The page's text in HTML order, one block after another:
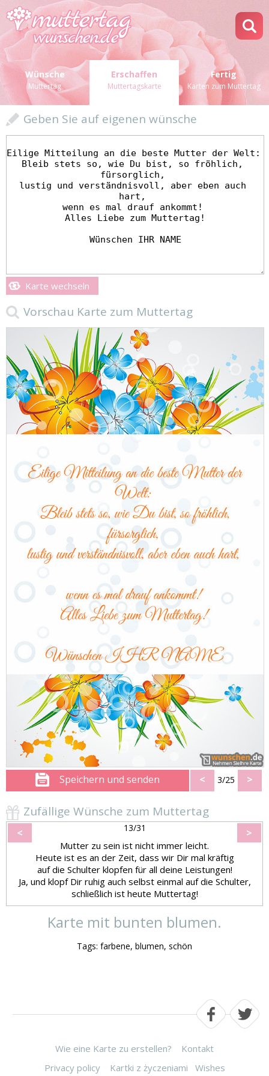
Wünsche
Muttertag
Erschaffen
Muttertagskarte
Fertig
Karten zum Muttertag
Geben Sie auf eigenen wünsche
Karte wechseln
Vorschau Karte zum Muttertag
Speichern und senden < 3/25 >
Zufällige Wünsche zum Muttertag
< 13/31 >
Mutter zu sein ist nicht immer leicht.
Heute ist es an der Zeit, dass wir Dir mal kräftig
auf die Schulter klopfen für all deine Leistungen!
Ja, und klopf Dir ruhig auch selbst einmal auf die Schulter,
schließlich ist heute Muttertag!
Karte mit bunten blumen.
Tags: farbene, blumen, schön
Wie eine Karte zu erstellen?
Kontakt
Privacy policy
Kartki z życzeniami Wishes